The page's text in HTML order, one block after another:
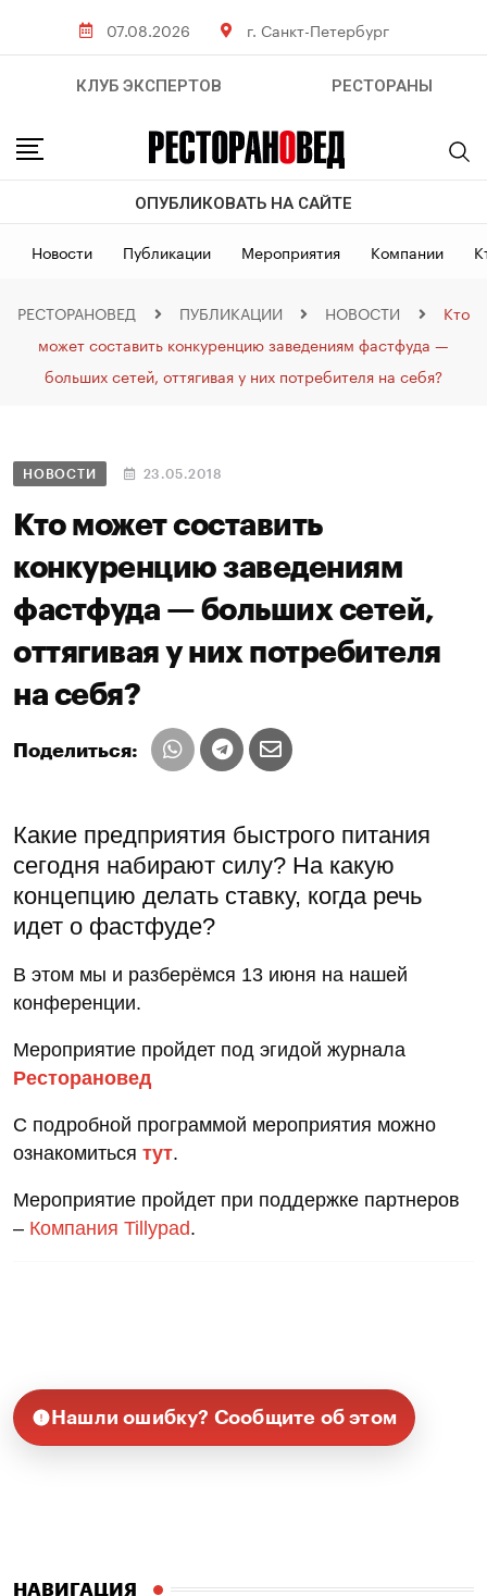
07.08.2026 г. Санкт-Петербург
КЛУБ ЭКСПЕРТОВ РЕСТОРАНЫ
ОПУБЛИКОВАТЬ НА САЙТЕ
Новости Публикации Мероприятия Компании
РЕСТОРАНОВЕД ПУБЛИКАЦИИ НОВОСТИ
Кто
может составить конкуренцию заведениям фастфуда —
больших сетей, оттягивая у них потребителя на себя?
НОВОСТИ 23.05.2018
Кто может составить
конкуренцию заведениям
фастфуда — больших сетей,
оттягивая у них потребителя
на себя?
Поделиться:
Какие предприятия быстрого питания
сегодня набирают силу? На какую
концепцию делать ставку, когда речь
идет о фастфуде?
В этом мы и разберёмся 13 июня на нашей
конференции.
Мероприятие пройдет под эгидой журнала
Ресторановед
С подробной программой мероприятия можно
ознакомиться тут.
Мероприятие пройдет при поддержке партнеров
– Компания Tillypad.
Нашли ошибку? Сообщите об этом
НАВИГАЦИЯ